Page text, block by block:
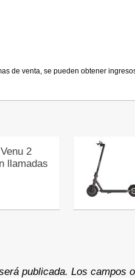
de venta, se pueden obtener
2
llamadas
publicada. Los campos